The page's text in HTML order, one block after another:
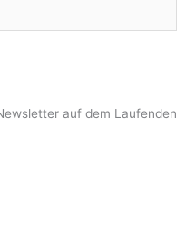
auf dem Laufenden